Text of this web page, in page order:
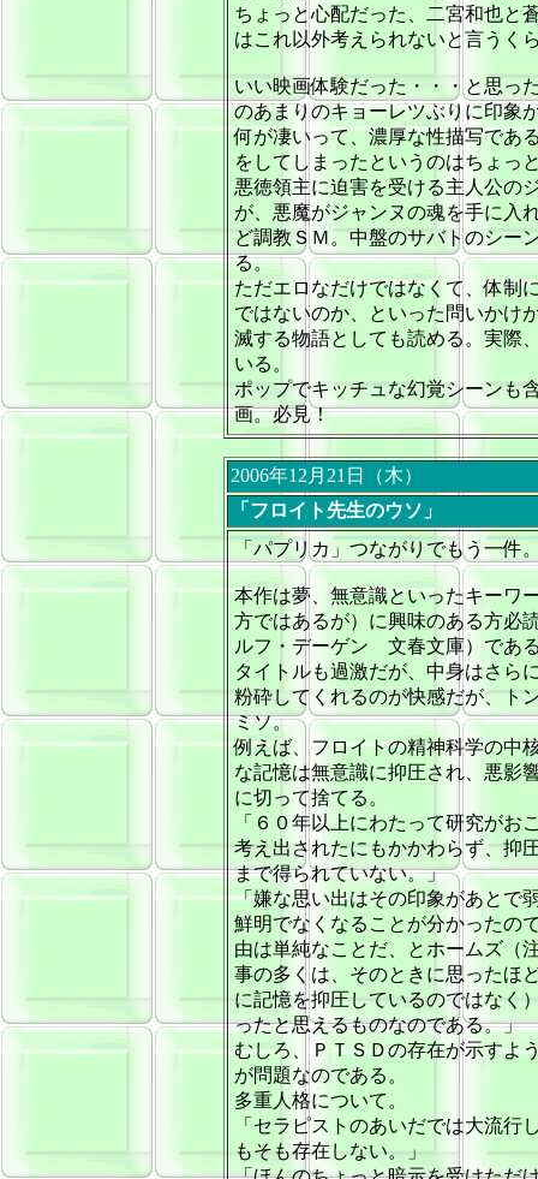
ちょっと心配だった、二宮和也と
はこれ以外考えられないと言うく
いい映画体験だった・・・と思っ
のあまりのキョーレツぶりに印象
何が凄いって、濃厚な性描写であ
をしてしまったというのはちょっ
悪徳領主に迫害を受ける主人公の
が、悪魔がジャンヌの魂を手に入
ど調教ＳＭ。中盤のサバトのシー
る。
ただエロなだけではなくて、体制
ではないのか、といった問いかけ
滅する物語としても読める。実際
いる。
ポップでキッチュな幻覚シーンも
画。必見！
2006年12月21日（木）
「フロイト先生のウソ」
「パプリカ」つながりでもう一件
本作は夢、無意識といったキーワ
方ではあるが）に興味のある方必
ルフ・デーゲン 文春文庫）であ
タイトルも過激だが、中身はさら
粉砕してくれるのが快感だが、ト
ミソ。
例えば、フロイトの精神科学の中
な記憶は無意識に抑圧され、悪影
に切って捨てる。
「６０年以上にわたって研究が
考え出されたにもかかわらず、抑
まで得られていない。」
「嫌な思い出はその印象があとで
鮮明でなくなることが分かったの
由は単純なことだ、とホームズ（
事の多くは、そのときに思ったほ
に記憶を抑圧しているのではなく
ったと思えるものなのである。」
むしろ、ＰＴＳＤの存在が示すよ
が問題なのである。
多重人格について。
「セラピストのあいだでは大流
もそも存在しない。」